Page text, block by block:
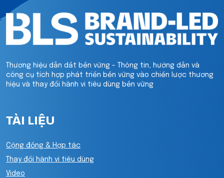
Thương hiệu dẫn dắt bền vững - Thông tin, hướng dẫn và
công cụ tích hợp phát triển bền vững vào chiến lược thương
hiệu và thay đổi hành vi tiêu dùng bền vững
TÀI LIỆU
Cộng đồng & Hợp tác
Thay đổi hành vi tiêu dùng
Video